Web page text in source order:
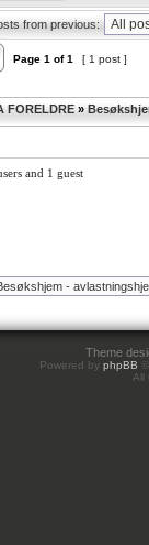
from previous:
Page 1 of1 [ 1 post ]
FORELDRE »
and 1 guest
Theme
Powered by phpBB
All